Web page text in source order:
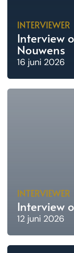
INTERVIEWER
Interview
Nouwens
16 juni 2026
INTERVIEWER
Interview
12 juni 2026